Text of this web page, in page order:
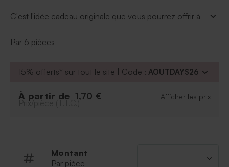
C'est l'idée cadeau originale que vous pourrez offrir à
journée de communion. Agrémentez ce joli pot de
utilisé en tant que bougeoir, à vous de faire votre
* Pot en céramique
Par 6 pièces
15% offerts* sur tout le site | Code : AOUTDAYS26
À partir de 1,70 € Afficher les prix
Prix/pièce (T.T.C.)
Montant
Par pièce